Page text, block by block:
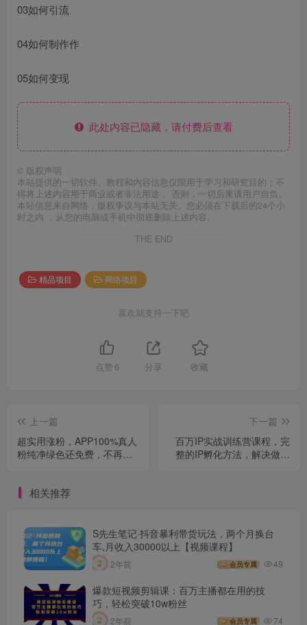
03如何引流
04如何制作作
05如何变现
此处内容已隐藏，请付费后查看
© 版权声明
本站提供的一切软件、教程和内容信息仅限用于学习和研究目的；不
得将上述内容用于商业或者非法用途， 否则，一切后果请用户自负。
本站信息来自网络，版权争议与本站无关。您必须在下载后的24个小
时之内 ，从您的电脑或手机中彻底删除上述内容。
THE END
精品项目 网络项目
喜欢就支持一下吧
点赞 6 分享 收藏
上一篇
超实用涨粉，APP100%真人
粉纯净绿色还免费，不再为
下一篇
百万IP实战训练营课程，完
整的IP孵化方法，解决做号
相关推荐
S先生笔记·抖音暴利带货玩法，两个月换台
车,月收入30000以上【视频课程】
2年前 会员专属 49
爆款短视频剪辑课：百万主播都在用的技
巧，轻松突破10w粉丝
2年前 会员专属 74